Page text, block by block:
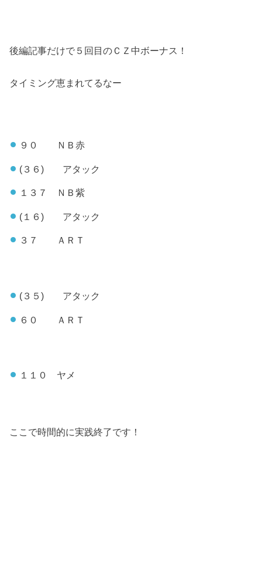
後編記事だけで５回目のＣＺ中ボーナス！
タイミング恵まれてるなー
９０ ＮＢ赤
(３６) アタック
１３７ ＮＢ紫
(１６) アタック
３７ ＡＲＴ
(３５) アタック
６０ ＡＲＴ
１１０ ヤメ
ここで時間的に実践終了です！